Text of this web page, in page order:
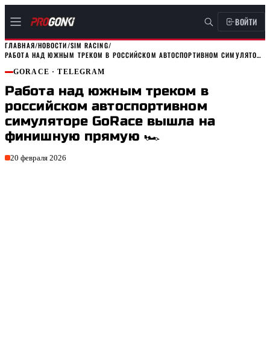
ВОЙТИ
ГЛАВНАЯ/НОВОСТИ/SIM RACING/
РАБОТА НАД ЮЖНЫМ ТРЕКОМ В РОССИЙСКОМ АВТОСПОРТИВНОМ СИМУЛЯТОРЕ GORACE…
GORACE · TELEGRAM
Работа над южным треком в
российском автоспортивном
симуляторе GoRace вышла на
финишную прямую 🏎
20 февраля 2026